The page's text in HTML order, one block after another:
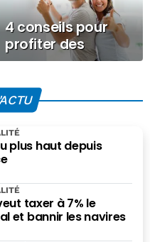
4 conseils pour
profiter des
nouvelles heures
sa facture
d’électricité
plus haut depuis
taxer à 7% le
et bannir les navires